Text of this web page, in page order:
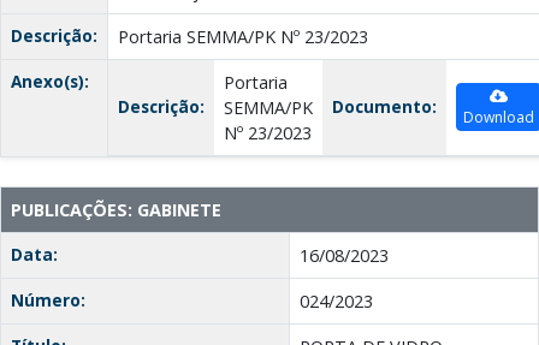
Descrição:
Portaria SEMMA/PK Nº 23/2023
Anexo(s):
Descrição:
Portaria
SEMMA/PK
Nº 23/2023
Documento: Download
PUBLICAÇÕES: GABINETE
Data:
16/08/2023
Número:
024/2023